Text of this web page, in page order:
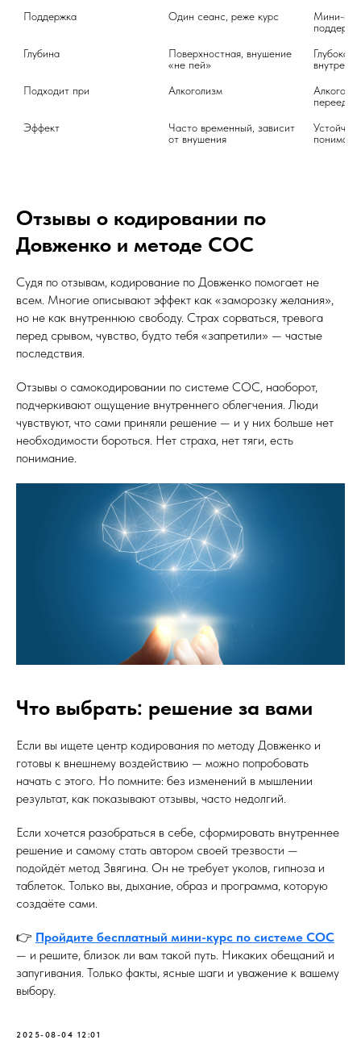
Поддержка Один сеанс, реже курс
Мини-
Глубина
Поверхностная, внушение
«не пей»
Подходит при
Алкоголизм
Эффект
Часто временный, зависит
от внушения
Отзывы о кодировании по
Довженко и методе СОС
Судя по отзывам, кодирование по Довженко помогает не
всем. Многие описывают эффект как «заморозку желания»,
но не как внутреннюю свободу. Страх сорваться, тревога
перед срывом, чувство, будто тебя «запретили» — частые
последствия.
Отзывы о самокодировании по системе СОС, наоборот,
подчеркивают ощущение внутреннего облегчения. Люди
чувствуют, что сами приняли решение — и у них больше нет
необходимости бороться. Нет страха, нет тяги, есть
понимание.
Что выбрать: решение за вами
Если вы ищете центр кодирования по методу Довженко и
готовы к внешнему воздействию — можно попробовать
начать с этого. Но помните: без изменений в мышлении
результат, как показывают отзывы, часто недолгий.
Если хочется разобраться в себе, сформировать внутреннее
решение и самому стать автором своей трезвости —
подойдёт метод Звягина. Он не требует уколов, гипноза и
таблеток. Только вы, дыхание, образ и программа, которую
создаёте сами.
👉 Пройдите бесплатный мини-курс по системе СОС
— и решите, близок ли вам такой путь. Никаких обещаний и
запугивания. Только факты, ясные шаги и уважение к вашему
выбору.
2025-08-04 12:01